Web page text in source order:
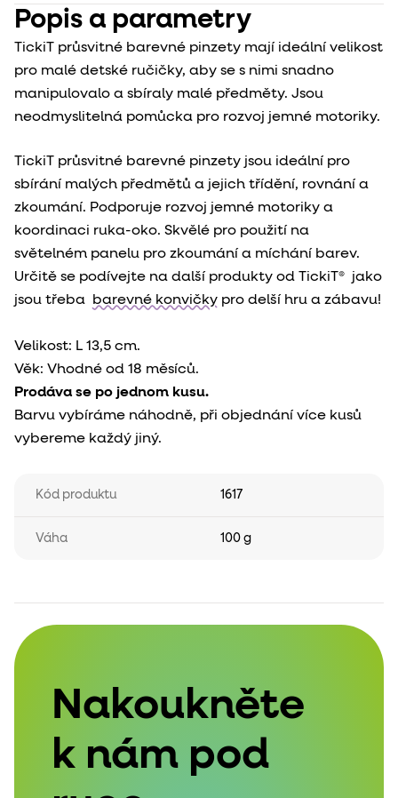
Popis a parametry
TickiT průsvitné barevné pinzety mají ideální velikost
pro malé detské ručičky, aby se s nimi snadno
manipulovalo a sbíraly malé předměty. Jsou
neodmyslitelná pomůcka pro rozvoj jemné motoriky.
TickiT průsvitné barevné pinzety jsou ideální pro
sbírání malých předmětů a jejich třídění, rovnání a
zkoumání. Podporuje rozvoj jemné motoriky a
koordinaci ruka-oko. Skvělé pro použití na
světelném panelu pro zkoumání a míchání barev.
Určitě se podívejte na další produkty od TickiT® jako
jsou třeba
barevné konvičky pro delší hru a zábavu!
Velikost: L 13,5 cm.
Věk: Vhodné od 18 měsíců.
Prodáva se po jednom kusu.
Barvu vybíráme náhodně, při objednání více kusů
vybereme každý jiný.
Kód produktu 1617
Váha 100 g
Nakoukněte
k nám pod